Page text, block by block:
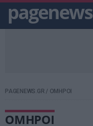
pagenews
PAGENEWS.GR / ΟΜΗΡΟΙ
ΟΜΗΡΟΙ